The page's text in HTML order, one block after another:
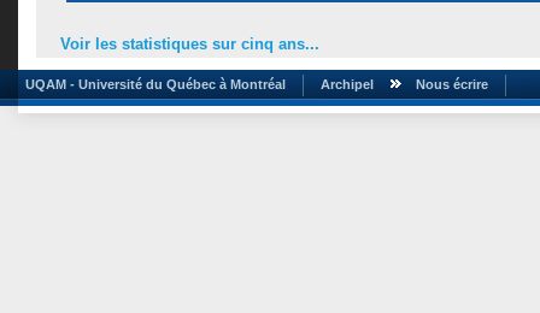
Voir les statistiques sur cinq ans...
UQAM - Université du Québec à Montréal Archipel Nous écrire